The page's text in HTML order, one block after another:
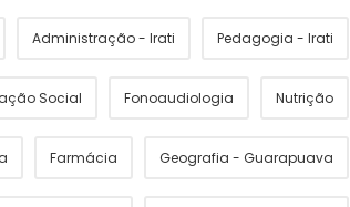
Administração - Irati Pedagogia - Irati
Social Fonoaudiologia Nutrição
Farmácia Geografia - Guarapuava